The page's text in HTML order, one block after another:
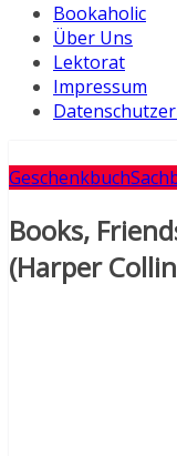
Bookaholic
Über Uns
Lektorat
Impressum
Geschenkbuch
Books,
(Harper